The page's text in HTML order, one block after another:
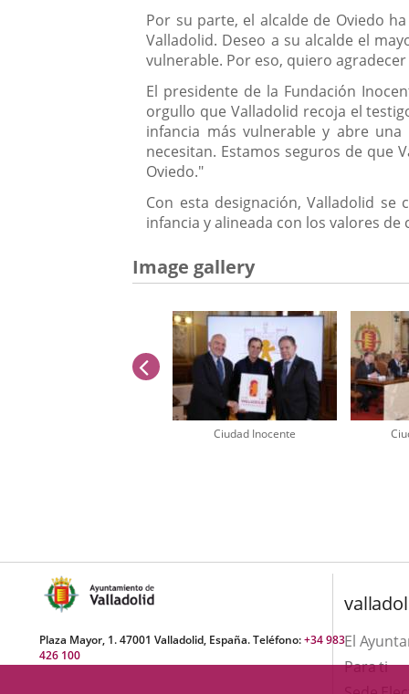
Por su parte, el alcalde de Oviedo
Valladolid. Deseo a su alcalde el
vulnerable. Por eso, quiero
El presidente de la Fundación
orgullo que Valladolid recoja el
infancia más vulnerable y abre
necesitan. Estamos seguros de que
Oviedo."
Con esta designación, Valladolid
infancia y alineada con los valores
Image gallery
Ciudad Inocente
previus
Plaza Mayor, 1. 47001 Valladolid, España. Teléfono:+34 983
426 100
El
Para ti